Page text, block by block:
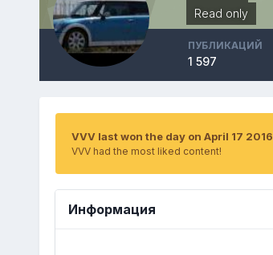
Read only
ПУБЛИКАЦИЙ
1 597
VVV last won the day on April 17 2016
VVV had the most liked content!
Информация